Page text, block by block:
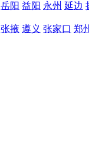
岳阳 益阳 永州 延边
张掖 遵义 张家口 郑